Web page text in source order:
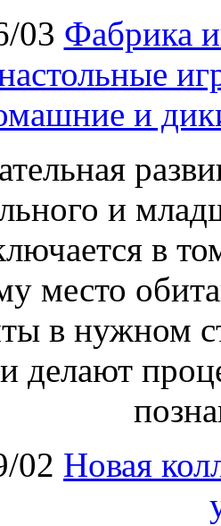
03 Фабрика
и
и
в
место
в нужном
делают
02 Новая